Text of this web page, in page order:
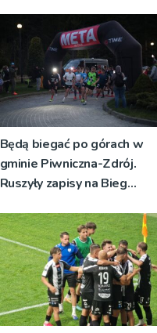
Będą biegać po górach w
gminie Piwniczna-Zdrój.
Ruszyły zapisy na Bieg